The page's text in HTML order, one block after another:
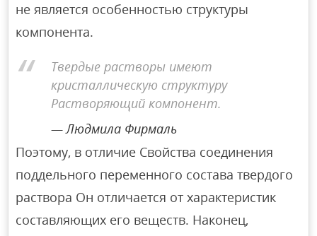
не является особенностью структуры
компонента.
Твердые растворы имеют
кристаллическую структуру
Растворяющий компонент.
Людмила Фирмаль
Поэтому, в отличие Свойства соединения
поддельного переменного состава твердого
раствора Он отличается от характеристик
составляющих его веществ. Наконец,